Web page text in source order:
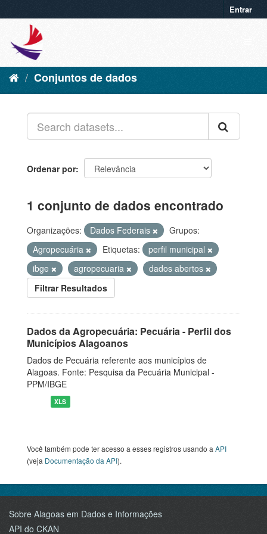
Entrar
Conjuntos de dados
Ordenar por
1 conjunto de dados encontrado
Organizações: Dados Federais
Grupos:
Agropecuária
Etiquetas:
perfil municipal
ibge
agropecuaria
dados abertos
Filtrar Resultados
Dados da Agropecuária: Pecuária - Perfil dos
Municípios Alagoanos
Dados de Pecuária referente aos municípios de
Alagoas. Fonte: Pesquisa da Pecuária Municipal -
PPM/IBGE
XLS
Você também pode ter acesso a esses registros usando a API
(veja Documentação da API).
Sobre Alagoas em Dados e Informações
API do CKAN